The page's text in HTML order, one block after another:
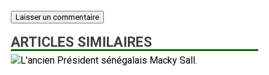
ARTICLES SIMILAIRES